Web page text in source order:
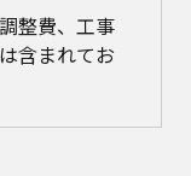
整費、工事
含まれてお